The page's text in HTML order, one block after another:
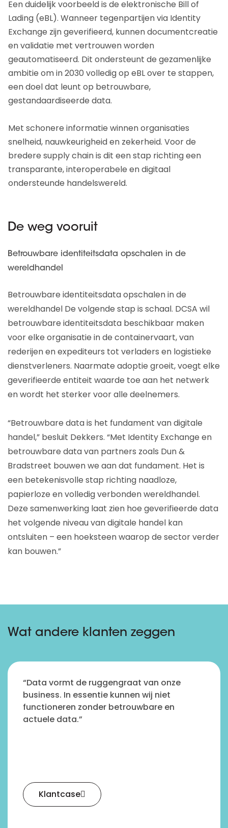
Een duidelijk voorbeeld is de elektronische Bill of
Lading (eBL). Wanneer tegenpartijen via Identity
Exchange zijn geverifieerd, kunnen documentcreatie
en validatie met vertrouwen worden
geautomatiseerd. Dit ondersteunt de gezamenlijke
ambitie om in 2030 volledig op eBL over te stappen,
een doel dat leunt op betrouwbare,
gestandaardiseerde data.
Met schonere informatie winnen organisaties
snelheid, nauwkeurigheid en zekerheid. Voor de
bredere supply chain is dit een stap richting een
transparante, interoperabele en digitaal
ondersteunde handelswereld.
De weg vooruit
Betrouwbare identiteitsdata opschalen in de
wereldhandel
Betrouwbare identiteitsdata opschalen in de
wereldhandel De volgende stap is schaal. DCSA wil
betrouwbare identiteitsdata beschikbaar maken
voor elke organisatie in de containervaart, van
rederijen en expediteurs tot verladers en logistieke
dienstverleners. Naarmate adoptie groeit, voegt elke
geverifieerde entiteit waarde toe aan het netwerk
en wordt het sterker voor alle deelnemers.
“Betrouwbare data is het fundament van digitale
handel,” besluit Dekkers. “Met Identity Exchange en
betrouwbare data van partners zoals Dun &
Bradstreet bouwen we aan dat fundament. Het is
een betekenisvolle stap richting naadloze,
papierloze en volledig verbonden wereldhandel.
Deze samenwerking laat zien hoe geverifieerde data
het volgende niveau van digitale handel kan
ontsluiten – een hoeksteen waarop de sector verder
kan bouwen.”
Wat andere klanten zeggen
“Data vormt de ruggengraat van onze
business. In essentie kunnen wij niet
functioneren zonder betrouwbare en
actuele data.”
Klantcase